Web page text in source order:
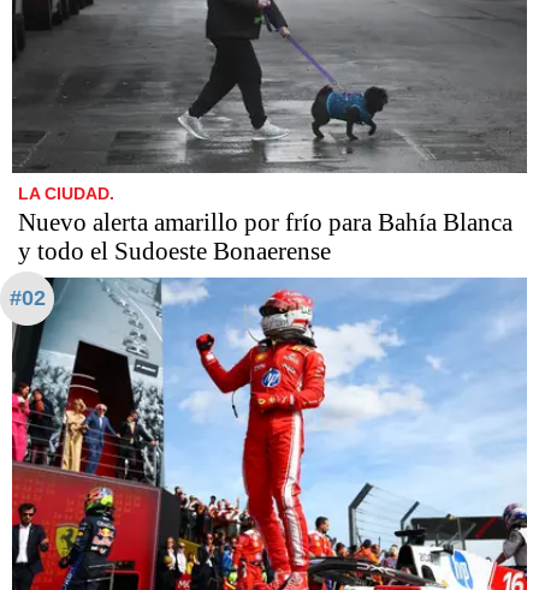
LA CIUDAD.
Nuevo alerta amarillo por frío para Bahía Blanca
y todo el Sudoeste Bonaerense
#02